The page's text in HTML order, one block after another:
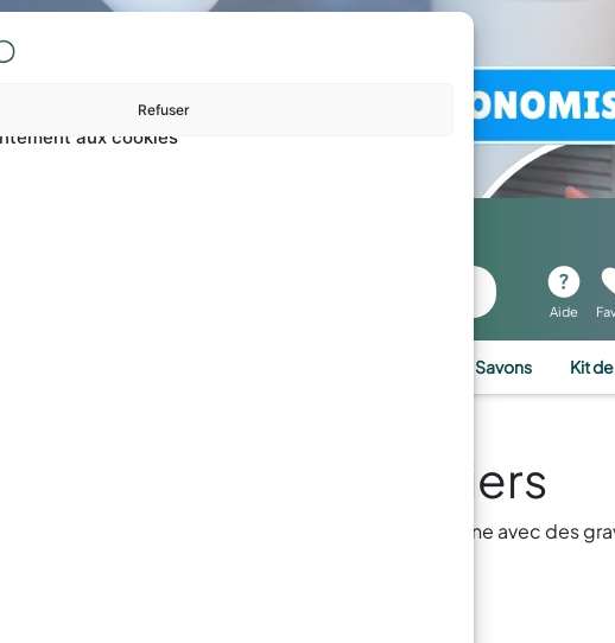
aux cookies
Refuser
Aide
Bougies et Savons Kit
Avec Des Graviers
Sur RESIN PRO, vous pouvez trouver bord de piscine avec des
créatifs et professionnels :